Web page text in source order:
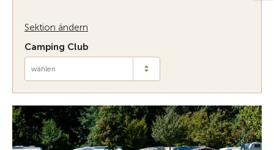
Sektion ändern
Camping Club
wählen